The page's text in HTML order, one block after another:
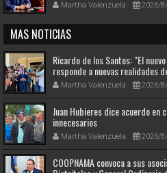
Martha Valenzuela 2026/
MAS NOTICIAS
Ricardo de los Santos: "El
responde a nuevas realidades
Martha Valenzuela 2026/
Juan Hubieres dice acuerdo
innecesarios
Martha Valenzuela 2026/
COOPNAMA convoca a sus